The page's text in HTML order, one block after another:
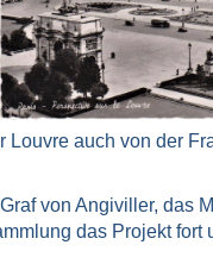
auch von der
von Angiviller, das
das Projekt fort